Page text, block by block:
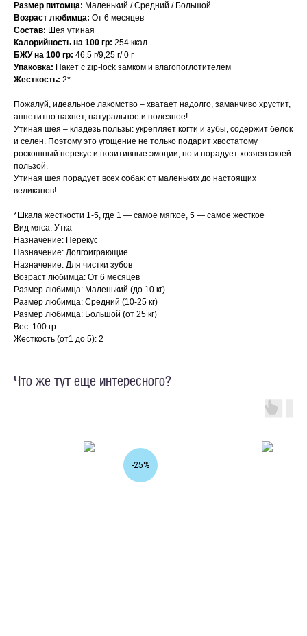
Размер питомца: Маленький / Средний / Большой
Возраст любимца: От 6 месяцев
Состав: Шея утиная
Калорийность на 100 гр: 254 ккал
БЖУ на 100 гр: 46,5 г/9,25 г/ 0 г
Упаковка: Пакет с zip-lock замком и влагопоглотителем
Жесткость: 2*
Пожалуй, идеальное лакомство – хватает надолго, заманчиво хрустит,
аппетитно пахнет, натуральное и полезное!
Утиная шея – кладезь пользы: укрепляет когти и зубы, содержит белок
и селен. Поэтому это угощение не только подарит хвостатому
роскошный перекус и позитивные эмоции, но и порадует хозяев своей
пользой.
Утиная шея порадует всех собак: от маленьких до настоящих
великанов!
*Шкала жесткости 1-5, где 1 — самое мягкое, 5 — самое жесткое
Вид мяса: Утка
Назначение: Перекус
Назначение: Долгоиграющие
Назначение: Для чистки зубов
Возраст любимца: От 6 месяцев
Размер любимца: Маленький (до 10 кг)
Размер любимца: Средний (10-25 кг)
Размер любимца: Большой (от 25 кг)
Вес: 100 гр
Жесткость (от1 до 5): 2
Что же тут еще интересного?
-25%